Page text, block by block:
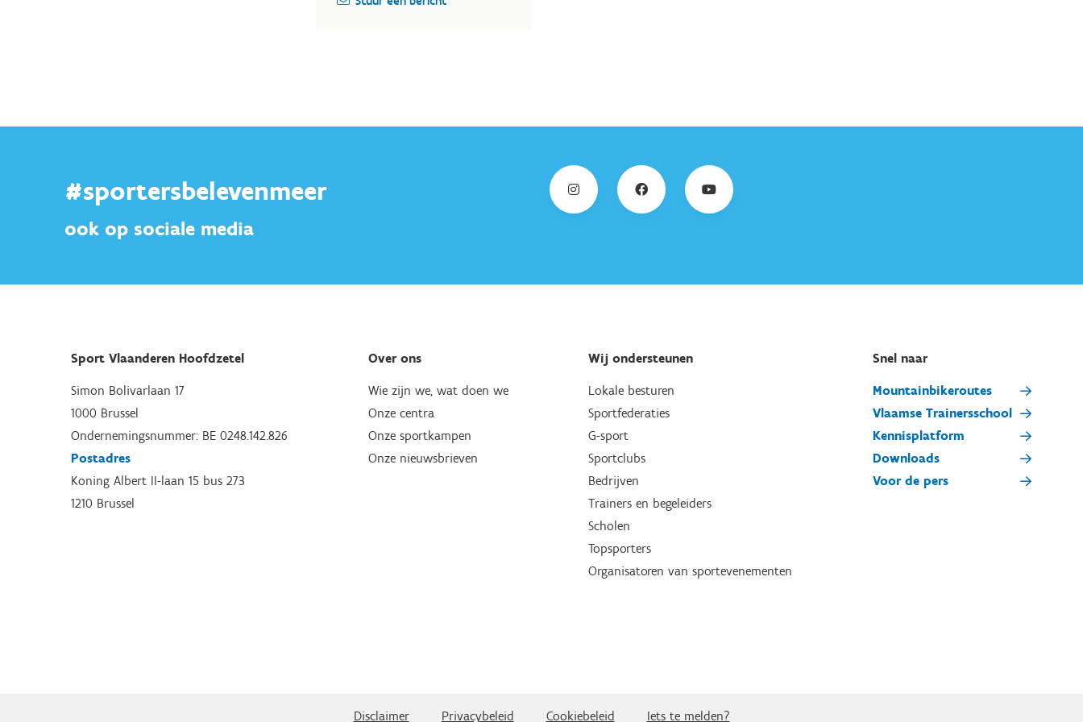
opgenomen is.
#sportersbelevenmeer
ook op sociale media
Sport Vlaanderen Hoofdzetel
Simon Bolivarlaan 17
1000 Brussel
Ondernemingsnummer: BE 0248.142.826
Postadres
Koning Albert II-laan 15 bus 273
1210 Brussel
Over ons
Wie zijn we, wat doen we
Onze centra
Onze sportkampen
Onze nieuwsbrieven
Wij ondersteunen
Lokale besturen
Sportfederaties
G-sport
Sportclubs
Bedrijven
Trainers en begeleiders
Scholen
Topsporters
Organisatoren van sportevenementen
Snel naar
Mountainbikeroutes
Vlaamse Trainersschool
Kennisplatform
Downloads
Voor de pers
Disclaimer Privacybeleid Cookiebeleid Iets te melden?